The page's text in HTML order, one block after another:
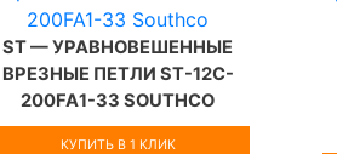
ST — УРАВНОВЕШЕННЫЕ
ВРЕЗНЫЕ ПЕТЛИ ST-12C-
200FA1-33 SOUTHCO
КУПИТЬ В 1 КЛИК